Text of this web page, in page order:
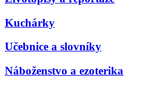
Kuchárky
Učebnice a slovníky
Náboženstvo a ezoterika